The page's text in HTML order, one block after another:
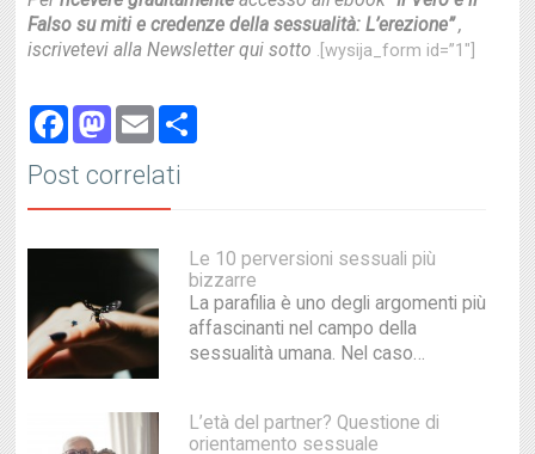
Falso su miti e credenze della sessualità: L’erezione”,
iscrivetevi alla Newsletter qui sotto .[wysija_form id=”1″]
Facebook
Mastodon
Email
Post correlati
Le 10 perversioni sessuali più
bizzarre
La parafilia è uno degli argomenti più
affascinanti nel campo della
sessualità umana. Nel caso…
L’età del partner? Questione di
orientamento sessuale